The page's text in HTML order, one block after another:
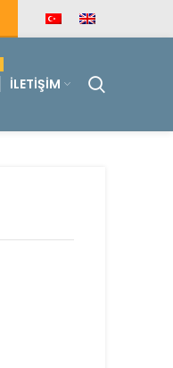
İLETIŞIM